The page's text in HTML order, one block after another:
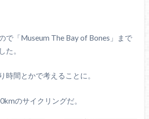
で「Museum The Bay of Bones」まで
た。
時間とかで考えることに。
のサイクリングだ。